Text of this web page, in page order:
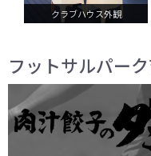
クラブハウス外観
フットサルパー